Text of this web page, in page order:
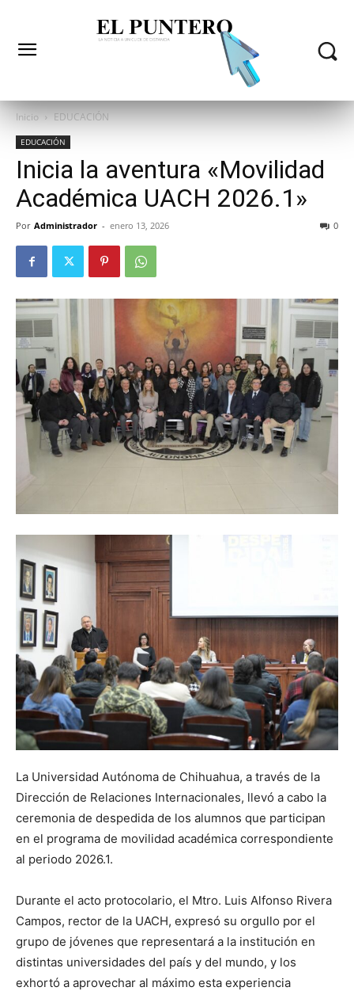
Inicio EDUCACIÓN
EDUCACIÓN
Inicia la aventura «Movilidad
Académica UACH 2026.1»
Por Administrador - enero 13, 2026 0
La Universidad Autónoma de Chihuahua, a través de la
Dirección de Relaciones Internacionales, llevó a cabo la
ceremonia de despedida de los alumnos que participan
en el programa de movilidad académica correspondiente
al periodo 2026.1.
Durante el acto protocolario, el Mtro. Luis Alfonso Rivera
Campos, rector de la UACH, expresó su orgullo por el
grupo de jóvenes que representará a la institución en
distintas universidades del país y del mundo, y los
exhortó a aprovechar al máximo esta experiencia